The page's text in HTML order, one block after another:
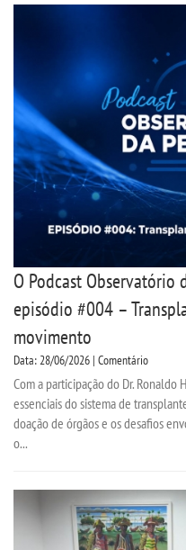
TRANSFERÊNCIA
SEGUNDA GRADUAÇÃO
MATRÍCULA
EDITAL
PUBLICAÇÕES
DESTAQUES
UNIESP NEWS
PDI
O Podcast Observatório
episódio #004 –
movimento
Data: 28/06/2026 | Comentário
Com a participação do Dr. Ronaldo
essenciais do sistema de
doação de órgãos e os desafios
o...